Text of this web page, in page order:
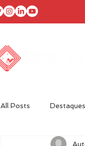
All Posts Destaques